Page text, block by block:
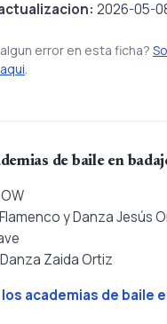
2026-05-
error en esta ficha?
de baile en
y Danza Jesús
Zaida Ortiz
academias de baile